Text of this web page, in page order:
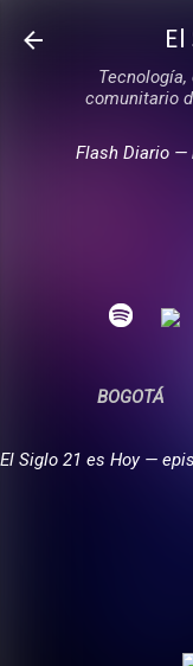
Ir
comunitario
Flash Diario —
BOGOTÁ
El Siglo 21 es Hoy —